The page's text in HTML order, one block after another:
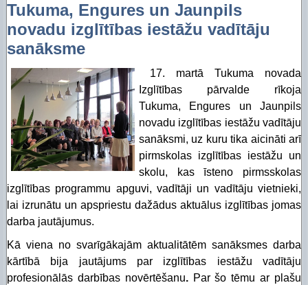
Tukuma, Engures un Jaunpils
novadu izglītības iestāžu vadītāju
sanāksme
17. martā Tukuma novada
Izglītības pārvalde rīkoja
Tukuma, Engures un Jaunpils
novadu izglītības iestāžu vadītāju
sanāksmi, uz kuru tika aicināti arī
pirmskolas izglītības iestāžu un
skolu, kas īsteno pirmsskolas
izglītības programmu apguvi, vadītāji un vadītāju vietnieki,
lai izrunātu un apspriestu dažādus aktuālus izglītības jomas
darba jautājumus.
Kā viena no svarīgākajām aktualitātēm sanāksmes darba
kārtībā bija jautājums par izglītības iestāžu vadītāju
profesionālās darbības novērtēšanu. Par šo tēmu ar plašu